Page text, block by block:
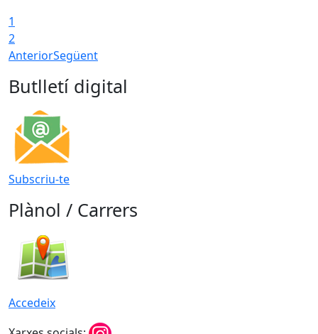
1
2
AnteriorSegüent
Butlletí digital
Subscriu-te
Plànol / Carrers
Accedeix